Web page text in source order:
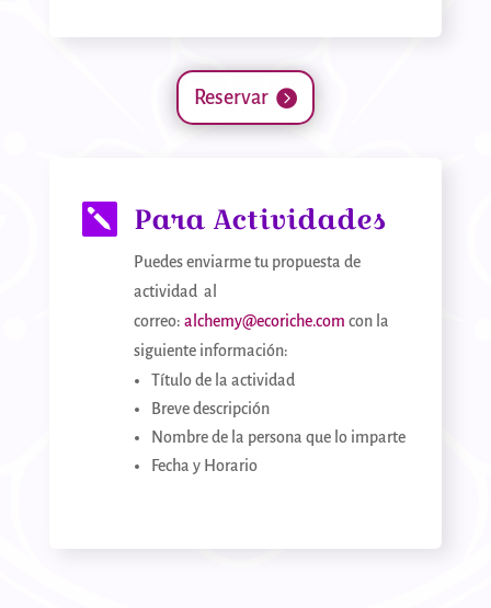
Reservar
 Para Actividades
Puedes enviarme tu propuesta de
actividad al
correo: alchemy@ecoriche.com con la
siguiente información:
Título de la actividad
Breve descripción
Nombre de la persona que lo imparte
Fecha y Horario